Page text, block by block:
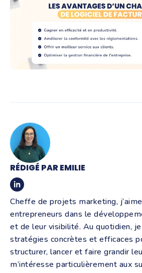
RÉDIGÉ PAR EMILIE
Cheffe de projets marketing,
entrepreneurs dans le
et de leur visibilité. Au quotidien,
stratégies concrètes et efficaces
structurer, lancer et faire grandir
m’intéresse particulièrement aux